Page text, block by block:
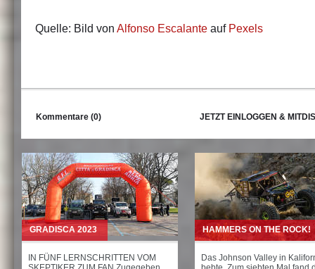
Quelle: Bild von Alfonso Escalante auf Pexels
Kommentare (0) JETZT EINLOGGEN &
GRADISCA 2023
IN FÜNF LERNSCHRITTEN VOM
HAMMERS ON THE ROCK!
Das Johnson Valley in